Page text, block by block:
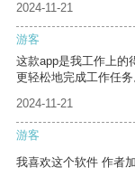
2024-11-21
游客
这款app是我工作上的
更轻松地完成工作任务
2024-11-21
游客
我喜欢这个软件 作者